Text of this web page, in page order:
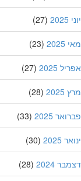
(27)
(23)
2025
(27)
(28)
2025
(33)
2025
(30)
2024
(28)